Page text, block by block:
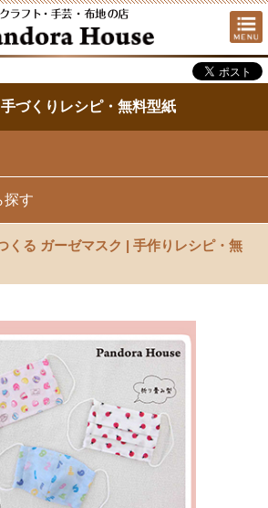
手づくりレシピ・無料型紙
探す
くる ガーゼマスク | 手作りレシピ・無